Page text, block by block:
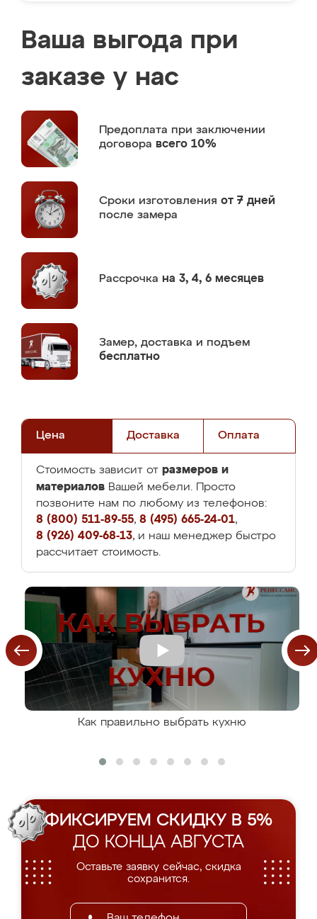
Ваша выгода при
заказе у нас
Предоплата при заключении
договора всего 10%
Сроки изготовления от 7 дней
после замера
Рассрочка на 3, 4, 6 месяцев
Замер, доставка и подъем
бесплатно
Цена Доставка Оплата
Стоимость зависит от размеров и
материалов Вашей мебели. Просто
позвоните нам по любому из телефонов:
8 (800) 511-89-55, 8 (495) 665-24-01,
8 (926) 409-68-13, и наш менеджер быстро
рассчитает стоимость.
Как правильно выбрать кухню
ФИКСИРУЕМ СКИДКУ В 5%
ДО КОНЦА АВГУСТА
Оставьте заявку сейчас, скидка
сохранится.